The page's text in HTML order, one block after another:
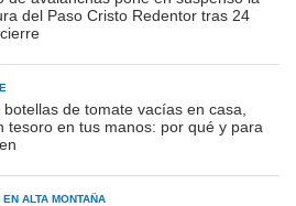
del Paso Cristo Redentor tras 24
botellas de tomate vacías en casa,
tesoro en tus manos: por qué y para
ALTA MONTAÑA